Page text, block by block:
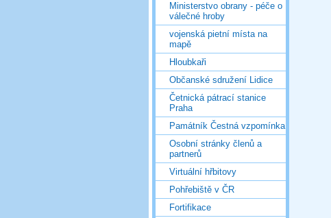
Ministerstvo obrany - péče o
válečné hroby
vojenská pietní místa na
mapě
Hloubkaři
Občanské sdružení Lidice
Četnická pátrací stanice
Praha
Památník Čestná vzpomínka
Osobní stránky členů a
partnerů
Virtuální hřbitovy
Pohřebiště v ČR
Fortifikace